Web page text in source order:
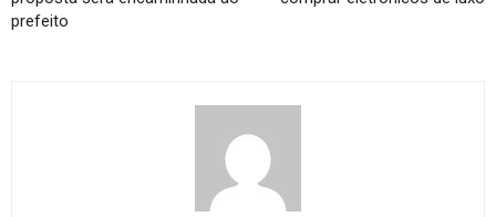
prefeito